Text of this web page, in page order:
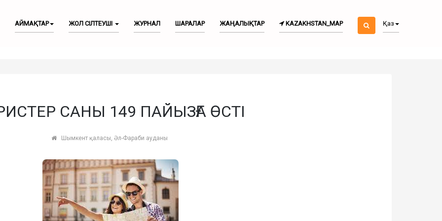
АЙМАҚТАР ЖОЛ СІЛТЕУШІ ЖУРНАЛ ШАРАЛАР ЖАҢАЛЫҚТАР KAZAKHSTAN_MAP Қаз
САНЫ 149 ПАЙЫЗҒА ӨСТІ
Шымкент қаласы, Әл-Фараби ауданы